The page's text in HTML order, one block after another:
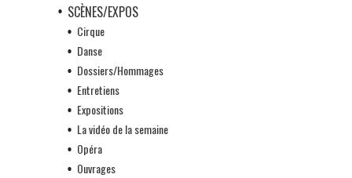
SCÈNES/EXPOS
Cirque
Danse
Dossiers/Hommages
Entretiens
Expositions
La vidéo de la semaine
Opéra
Ouvrages